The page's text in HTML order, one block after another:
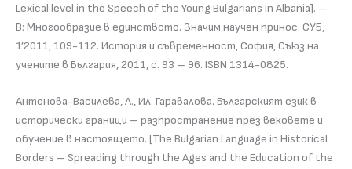
Lexical level in the Speech of the Young Bulgarians in Albania]. –
В: Многообразие в единството. Значим научен принос. СУБ,
1’2011, 109-112. История и съвременност, София, Съюз на
учените в България, 2011, с. 93 – 96. ISBN 1314-0825.
Антонова-Василева, Л., Ил. Гаравалова. Българският език в
исторически граници – разпространение през вековете и
обучение в настоящето. [The Bulgarian Language in Historical
Borders – Spreading through the Ages and the Education of the